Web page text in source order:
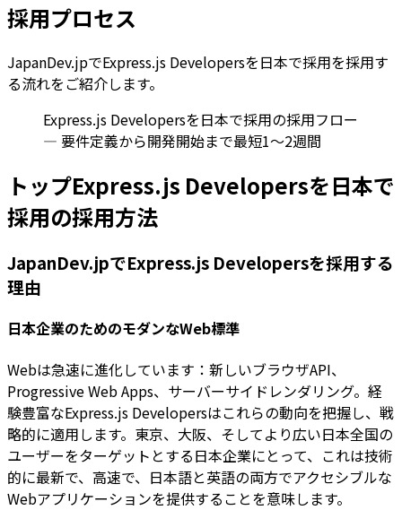
採用プロセス
JapanDev.jpでExpress.js Developersを日本で採用を採用す
る流れをご紹介します。
Express.js Developersを日本で採用の採用フロー
— 要件定義から開発開始まで最短1〜2週間
トップExpress.js Developersを日本で
採用の採用方法
JapanDev.jpでExpress.js Developersを採用する
理由
日本企業のためのモダンなWeb標準
Webは急速に進化しています：新しいブラウザAPI、
Progressive Web Apps、サーバーサイドレンダリング。経
験豊富なExpress.js Developersはこれらの動向を把握し、戦
略的に適用します。東京、大阪、そしてより広い日本全国の
ユーザーをターゲットとする日本企業にとって、これは技術
的に最新で、高速で、日本語と英語の両方でアクセシブルな
Webアプリケーションを提供することを意味します。